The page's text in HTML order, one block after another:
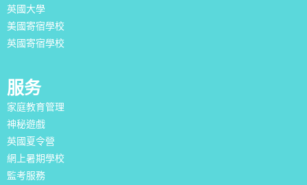
英國大學
美國寄宿學校
英國寄宿學校
服务
家庭教育管理
神秘遊戲
英國夏令營
網上暑期學校
監考服務